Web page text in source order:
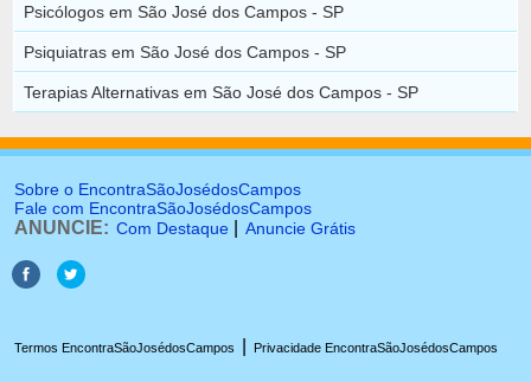
Psicólogos em São José dos Campos - SP
Psiquiatras em São José dos Campos - SP
Terapias Alternativas em São José dos Campos - SP
Sobre o EncontraSãoJosédosCampos
Fale com EncontraSãoJosédosCampos
ANUNCIE: Com Destaque Anuncie Grátis
Termos EncontraSãoJosédosCampos Privacidade EncontraSãoJosédosCampos